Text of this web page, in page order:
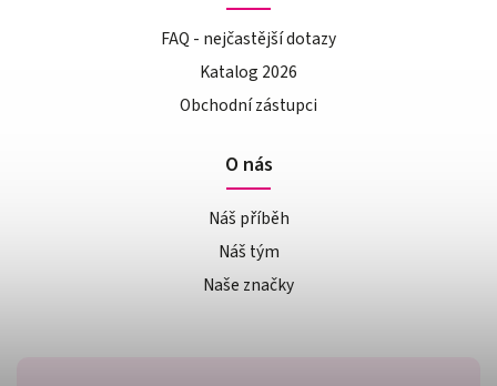
FAQ - nejčastější dotazy
Katalog 2026
Obchodní zástupci
O nás
Náš příběh
Náš tým
Naše značky